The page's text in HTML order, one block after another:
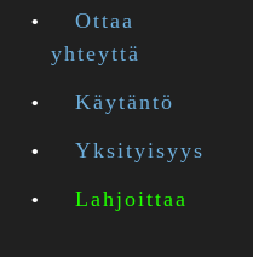
Ottaa
yhteyttä
Käytäntö
Yksityisyys
Lahjoittaa